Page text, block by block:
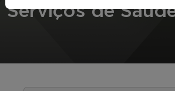
Serviços de